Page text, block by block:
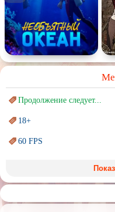
Продолжение следует...
18+
60 FPS
Marvel
Sci-Fi (Научная